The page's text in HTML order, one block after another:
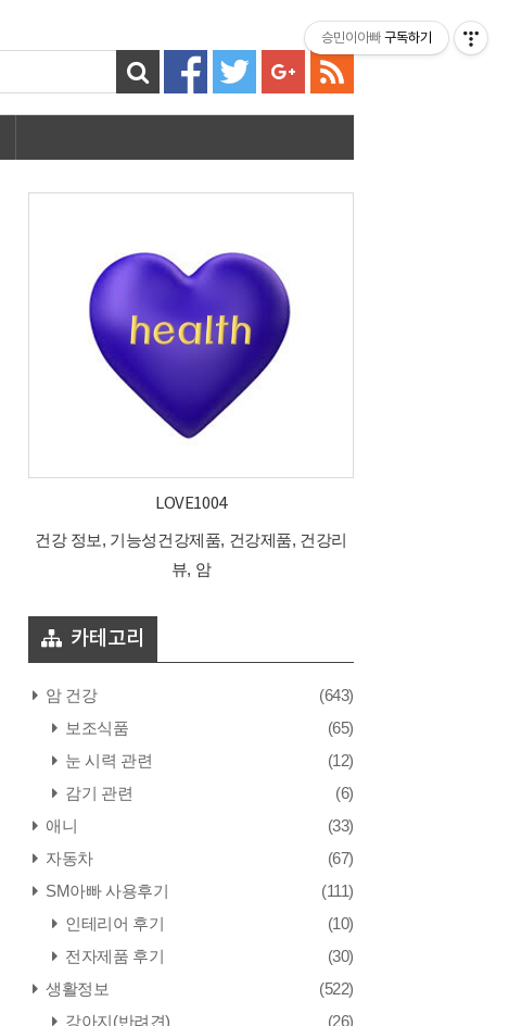
LOVE1004
건강 정보, 기능성건강제품, 건강제품, 건강리
뷰, 암
카테고리
암 건강
(643)
보조식품
(65)
눈 시력 관련
(12)
감기 관련
(6)
애니
(33)
자동차
(67)
SM아빠 사용후기
(111)
인테리어 후기
(10)
전자제품 후기
(30)
생활정보
(522)
강아지(반려견)
(26)
승민이아빠 구독하기